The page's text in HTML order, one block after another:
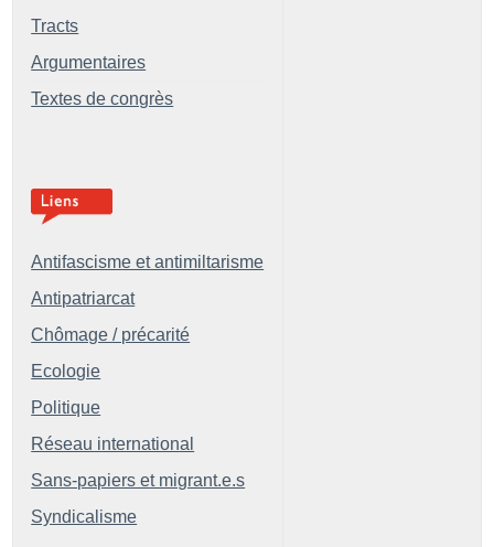
Tracts
Argumentaires
Textes de congrès
Antifascisme et antimiltarisme
Antipatriarcat
Chômage / précarité
Ecologie
Politique
Réseau international
Sans-papiers et migrant.e.s
Syndicalisme